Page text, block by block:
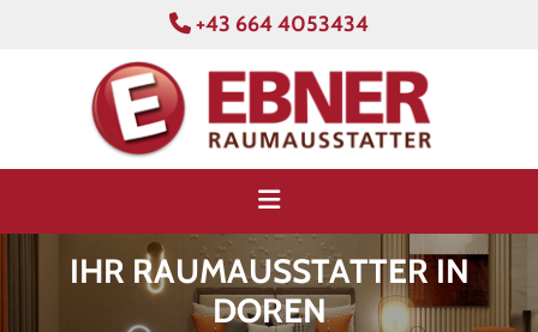
 +43 664 4053434
IHR RAUMAUSSTATTER IN
DOREN